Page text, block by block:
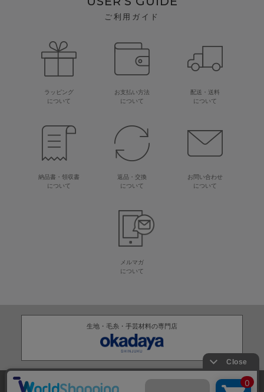
ご利用ガイド
ラッピング
について
お支払い方法
について
配送・送料
について
納品書・領収書
について
返品・交換
について
お問い合わせ
について
メルマガ
について
生地・毛糸・手芸材料の専門店